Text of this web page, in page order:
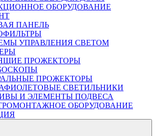
ОБОРУДОВАНИЕ
ПАНЕЛЬ
УПРАВЛЕНИЯ СВЕТОМ
ПРОЖЕКТОРЫ
ПРОЖЕКТОРЫ
СВЕТИЛЬНИКИ
И ЭЛЕМЕНТЫ ПОДВЕСА
ОБОРУДОВАНИЕ